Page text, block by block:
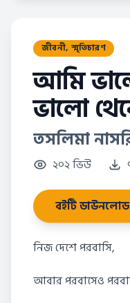
জীবনী, স্মৃতিচারণ
আমি
ভালো
তসলিমা
২০২ ভিউ
বইটি
নিজ দেশে পরবাসি,
আবার পরবাসেও